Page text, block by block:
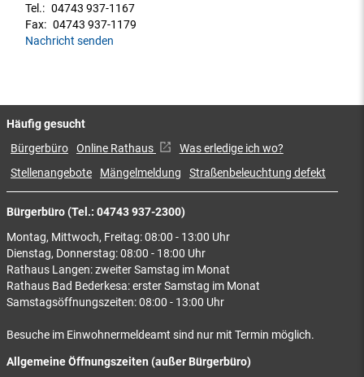
Tel.: 04743 937-1167
Fax: 04743 937-1179
Nachricht senden
Bürgerbüro (Tel.: 04743 937-2300)
Montag, Mittwoch, Freitag: 08:00 - 13:00 Uhr
Dienstag, Donnerstag: 08:00 - 18:00 Uhr
Rathaus Langen: zweiter Samstag im Monat
Rathaus Bad Bederkesa: erster Samstag im Monat
Samstagsöffnungszeiten: 08:00 - 13:00 Uhr
Besuche im Einwohnermeldeamt sind nur mit Termin möglich.
Allgemeine Öffnungszeiten (außer Bürgerbüro)
Häufig gesucht
Bürgerbüro Online Rathaus
Was erledige ich wo?
Stellenangebote
Mängelmeldung Straßenbeleuchtung defekt